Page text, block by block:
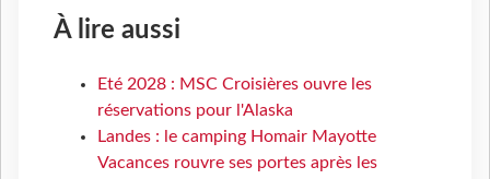
À lire aussi
Eté 2028 : MSC Croisières ouvre les
réservations pour l'Alaska
Landes : le camping Homair Mayotte
Vacances rouvre ses portes après les